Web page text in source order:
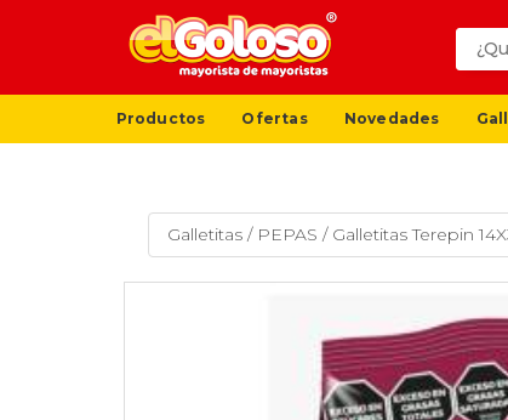
Productos Ofertas Novedades
Galletitas / PEPAS / Galletitas Terepin